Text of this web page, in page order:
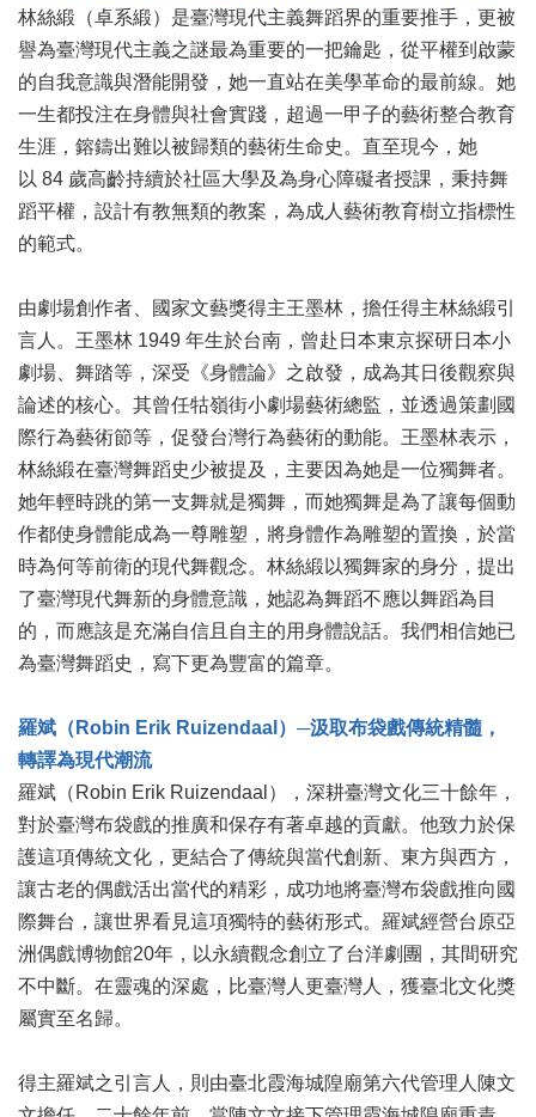
開
資
訊
聯
絡
資
訊
影
區
回
首
頁
站
導
覽
陳
情
系
雙
語
詞
彙
台
北
通
English
易
區
林絲緞（卓系緞）是臺灣現代主義舞蹈界的重要推手，更被
譽為臺灣現代主義之謎最為重要的一把鑰匙，從平權到啟蒙
的自我意識與潛能開發，她一直站在美學革命的最前線。她
一生都投注在身體與社會實踐，超過一甲子的藝術整合教育
生涯，鎔鑄出難以被歸類的藝術生命史。直至現今，她
以 84 歲高齡持續於社區大學及為身心障礙者授課，秉持舞
蹈平權，設計有教無類的教案，為成人藝術教育樹立指標性
的範式。
由劇場創作者、國家文藝獎得主王墨林，擔任得主林絲緞引
言人。王墨林 1949 年生於台南，曾赴日本東京探研日本小
劇場、舞踏等，深受《身體論》之啟發，成為其日後觀察與
論述的核心。其曾任牯嶺街小劇場藝術總監，並透過策劃國
際行為藝術節等，促發台灣行為藝術的動能。王墨林表示，
林絲緞在臺灣舞蹈史少被提及，主要因為她是一位獨舞者。
她年輕時跳的第一支舞就是獨舞，而她獨舞是為了讓每個動
作都使身體能成為一尊雕塑，將身體作為雕塑的置換，於當
時為何等前衛的現代舞觀念。林絲緞以獨舞家的身分，提出
了臺灣現代舞新的身體意識，她認為舞蹈不應以舞蹈為目
的，而應該是充滿自信且自主的用身體說話。我們相信她已
為臺灣舞蹈史，寫下更為豐富的篇章。
羅斌（Robin Erik Ruizendaal） ─汲取布袋戲傳統精髓，
轉譯為現代潮流
羅斌（Robin Erik Ruizendaal），深耕臺灣文化三十餘年，
對於臺灣布袋戲的推廣和保存有著卓越的貢獻。他致力於保
護這項傳統文化，更結合了傳統與當代創新、東方與西方，
讓古老的偶戲活出當代的精彩，成功地將臺灣布袋戲推向國
際舞台，讓世界看見這項獨特的藝術形式。羅斌經營台原亞
洲偶戲博物館20年，以永續觀念創立了台洋劇團，其間研究
不中斷。在靈魂的深處，比臺灣人更臺灣人，獲臺北文化獎
屬實至名歸。
得主羅斌之引言人，則由臺北霞海城隍廟第六代管理人陳文